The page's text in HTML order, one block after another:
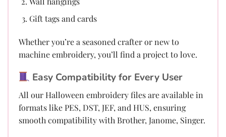
Gift tags and cards
Whether you’re a seasoned crafter or new to
machine embroidery, you’ll find a project to love.
Easy Compatibility for Every User
All our Halloween embroidery files are available in
formats like PES, DST, JEF, and HUS, ensuring
smooth compatibility with Brother, Janome, Singer.